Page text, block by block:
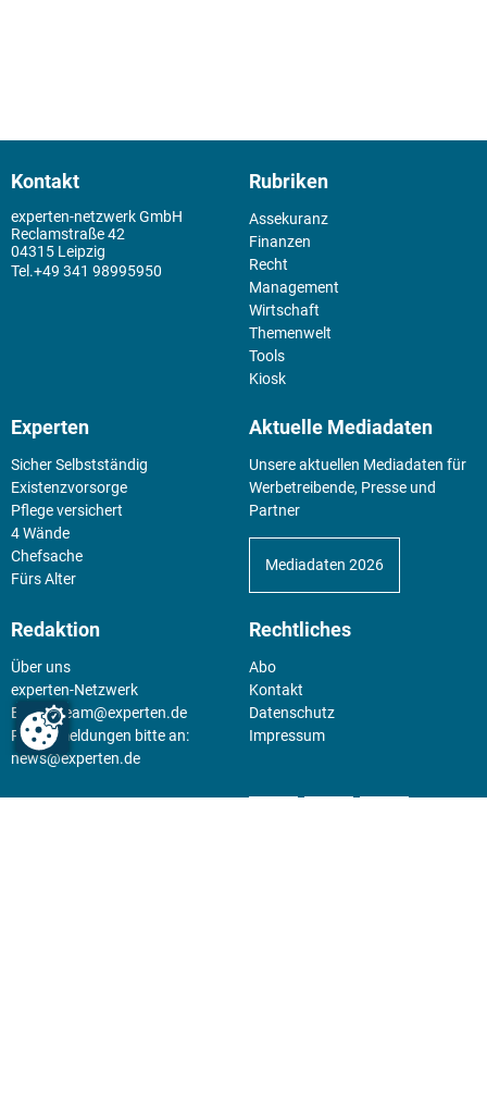
Kontakt
experten-netzwerk GmbH
Reclamstraße 42
04315 Leipzig
+49 341 98995950
Rubriken
Assekuranz
Finanzen
Recht
Management
Wirtschaft
Themenwelt
Tools
Kiosk
Experten
Sicher Selbstständig
Existenz­vorsorge
Pflege versichert
4 Wände
Chefsache
Fürs Alter
Aktuelle Mediadaten
Unsere aktuellen Mediadaten für
Werbetreibende, Presse und
Partner
Mediadaten 2026
Redaktion
Über uns
experten-Netzwerk
E-Mail:team@experten.de
Pressemeldungen bitte an:
news@experten.de
Rechtliches
Abo
Kontakt
Datenschutz
Impressum